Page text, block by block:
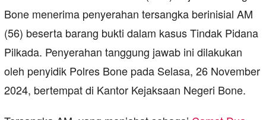
Bone menerima penyerahan tersangka berinisial AM
(56) beserta barang bukti dalam kasus Tindak Pidana
Pilkada. Penyerahan tanggung jawab ini dilakukan
oleh penyidik Polres Bone pada Selasa, 26 November
2024, bertempat di Kantor Kejaksaan Negeri Bone.